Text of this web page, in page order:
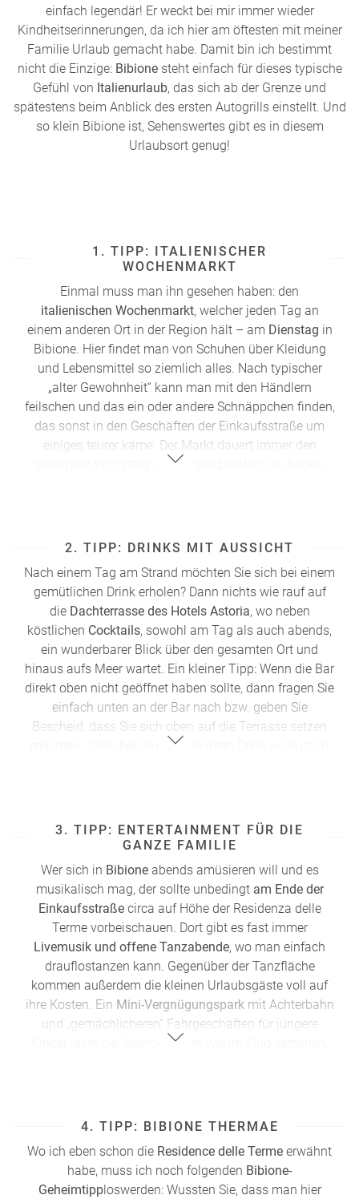
einfach legendär! Er weckt bei mir immer wieder
Kindheitserinnerungen, da ich hier am öftesten mit meiner
Familie Urlaub gemacht habe. Damit bin ich bestimmt
nicht die Einzige: Bibione steht einfach für dieses typische
Gefühl von Italienurlaub, das sich ab der Grenze und
spätestens beim Anblick des ersten Autogrills einstellt. Und
so klein Bibione ist, Sehenswertes gibt es in diesem
Urlaubsort genug!
1. TIPP: ITALIENISCHER
WOCHENMARKT
Einmal muss man ihn gesehen haben: den
italienischen Wochenmarkt, welcher jeden Tag an
einem anderen Ort in der Region hält – am Dienstag in
Bibione. Hier findet man von Schuhen über Kleidung
und Lebensmittel so ziemlich alles. Nach typischer
„alter Gewohnheit“ kann man mit den Händlern
feilschen und das ein oder andere Schnäppchen finden,
das sonst in den Geschäften der Einkaufsstraße um
einiges teurer käme. Der Markt dauert immer den
gesamten Vormittag und ist ganz einfach zu finden,
Adresse: Piazza Mercato, Ecke Via del Sagittario
2. TIPP: DRINKS MIT AUSSICHT
Nach einem Tag am Strand möchten Sie sich bei einem
gemütlichen Drink erholen? Dann nichts wie rauf auf
die Dachterrasse des Hotels Astoria, wo neben
köstlichen Cocktails, sowohl am Tag als auch abends,
ein wunderbarer Blick über den gesamten Ort und
hinaus aufs Meer wartet. Ein kleiner Tipp: Wenn die Bar
direkt oben nicht geöffnet haben sollte, dann fragen Sie
einfach unten an der Bar nach bzw. geben Sie
Bescheid, dass Sie sich oben auf die Terrasse setzen
möchten. Dann bekommen Sie Ihren Drink auch nach
Adresse: Corso Europa 74, 30020 Bibione
3. TIPP: ENTERTAINMENT FÜR DIE
GANZE FAMILIE
Wer sich in Bibione abends amüsieren will und es
musikalisch mag, der sollte unbedingt am Ende der
Einkaufsstraßecirca auf Höhe der Residenza delle
Terme vorbeischauen. Dort gibt es fast immer
Livemusik und offene Tanzabende, wo man einfach
drauflostanzen kann. Gegenüber der Tanzfläche
kommen außerdem die kleinen Urlaubsgäste voll auf
ihre Kosten. Ein Mini-Vergnügungsparkmit Achterbahn
und „gemächlicheren“ Fahrgeschäften für jüngere
Kinder lässt die Abendstunden wie im Flug vergehen.
4. TIPP: BIBIONE THERMAE
Wo ich eben schon die Residence delle Terme erwähnt
habe, muss ich noch folgenden Bibione-
Geheimtipploswerden: Wussten Sie, dass man hier